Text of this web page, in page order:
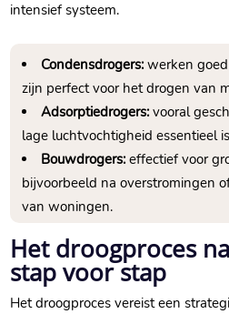
intensief systeem.​
Condensdrogers:werken goed
zijn perfect voor het drogen van
Adsorptiedrogers:vooral
lage luchtvochtigheid essentieel
Bouwdrogers:effectief voor
bijvoorbeeld na overstromingen
van woningen.​
Het droogproces
stap voor stap
Het droogproces vereist een